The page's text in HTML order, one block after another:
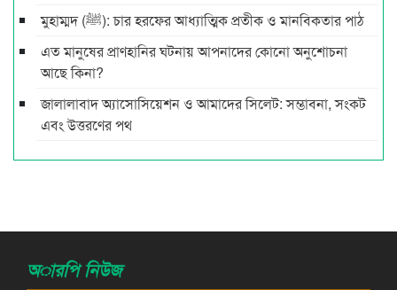
মুহাম্মদ (ﷺ): চার হরফের আধ্যাত্মিক প্রতীক ও মানবিকতার পাঠ
এত মানুষের প্রাণহানির ঘটনায় আপনাদের কোনো অনুশোচনা
আছে কিনা?
জালালাবাদ অ্যাসোসিয়েশন ও আমাদের সিলেট: সম্ভাবনা, সংকট
এবং উত্তরণের পথ
অারপি নিউজ